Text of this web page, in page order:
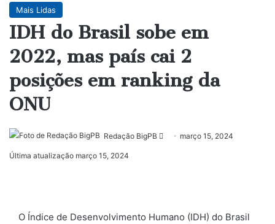
Mais Lidas
IDH do Brasil sobe em
2022, mas país cai 2
posições em ranking da
ONU
Redação BigPB
Mandemarço 15, 2024
Última atualização março 15, 2024
O Índice de Desenvolvimento Humano (IDH) do Brasil